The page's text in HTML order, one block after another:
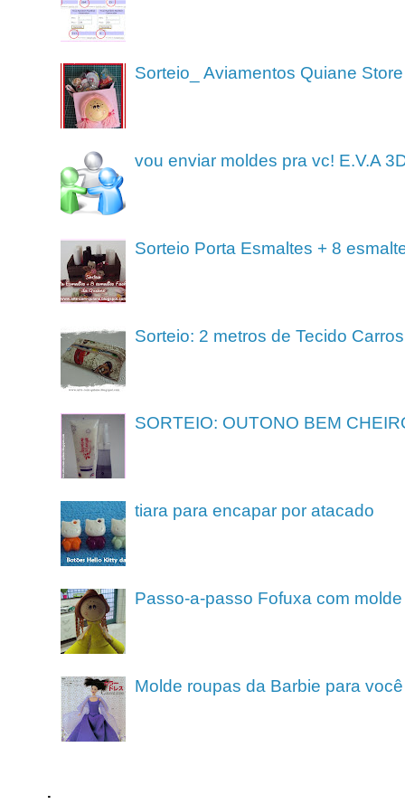
Sorteio_ Aviamentos Quiane Store
vou enviar moldes pra vc! E.V.A
Sorteio Porta Esmaltes + 8
Sorteio: 2 metros de Tecido Carros
SORTEIO: OUTONO BEM
tiara para encapar por atacado
Passo-a-passo Fofuxa com molde
Molde roupas da Barbie para
.